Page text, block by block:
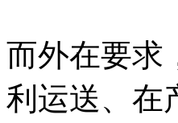
而外在要求
利运送、在